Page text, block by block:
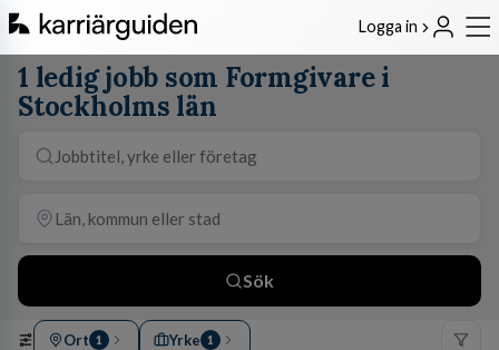
Logga in
1 ledig jobb som Formgivare i
Stockholms län
Sök
Ort 1 Yrke 1